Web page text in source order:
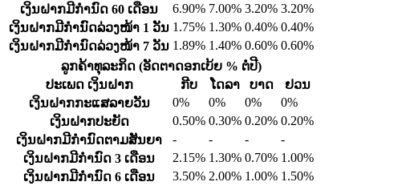
ເງິນຝາກມີກຳນົດ 60 ເດືອນ
6.90% 7.00% 3.20% 3.20%
ເງິນຝາກມີກຳນົດລ່ວງໜ້າ 1 ວັນ 1.75% 1.30% 0.40% 0.40%
ເງິນຝາກມີກຳນົດລ່ວງໜ້າ 7 ວັນ 1.89% 1.40% 0.60% 0.60%
ລູກຄ້າທຸລະກິດ (ອັດຕາດອກເບ້ຍ % ຕໍ່ປີ)
ປະເພດ ເງິນຝາກ
ກີບ ໂດລາ ບາດ
ຢວນ
ເງິນຝາກກະແສລາຍວັນ
0% 0% 0%
0%
ເງິນຝາກປະຍັດ
0.50% 0.30% 0.20% 0.20%
ເງິນຝາກມີກຳນົດຕາມສັນຍາ
- - -
-
ເງິນຝາກມີກຳນົດ 3 ເດືອນ
2.15% 1.30% 0.70% 1.00%
ເງິນຝາກມີກຳນົດ 6 ເດືອນ
3.50% 2.00% 1.00% 1.50%